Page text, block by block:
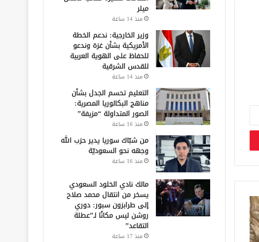
ميلر
منذ 14 ساعة
وزير الخارجية: ندعم الخطة
الأمريكية بشأن غزة وندعو
للحفاظ على الهوية العربية
للقدس الشرقية
منذ 14 ساعة
التعليم تحسم الجدل بشأن
مناهج البكالوريا المصرية:
الصور المتداولة “مزيفة”
منذ 16 ساعة
من شبّاك سوريا يدير حزب الله
وجهه نحو السعوديّة
منذ 16 ساعة
مالك نادي الخلود السعودي
يسخر من انتقال محمد صلاح
إلى طرابزون سبور: دوري
روشن ليس مكانًا لـ”عطلة
التقاعد”
منذ 17 ساعة